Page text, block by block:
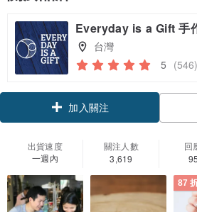
Everyday is a Gift 手
台灣
5 (546)
加入關注
出貨速度
一週內
關注人數
3,619
回
87